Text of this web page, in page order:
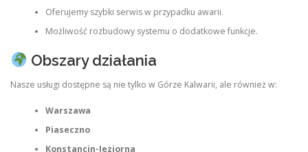
Oferujemy szybki serwis w przypadku awarii.
Możliwość rozbudowy systemu o dodatkowe funkcje.
Obszary działania
Nasze usługi dostępne są nie tylko w Górze Kalwarii, ale również w:
Warszawa
Piaseczno
Konstancin-Jeziorna